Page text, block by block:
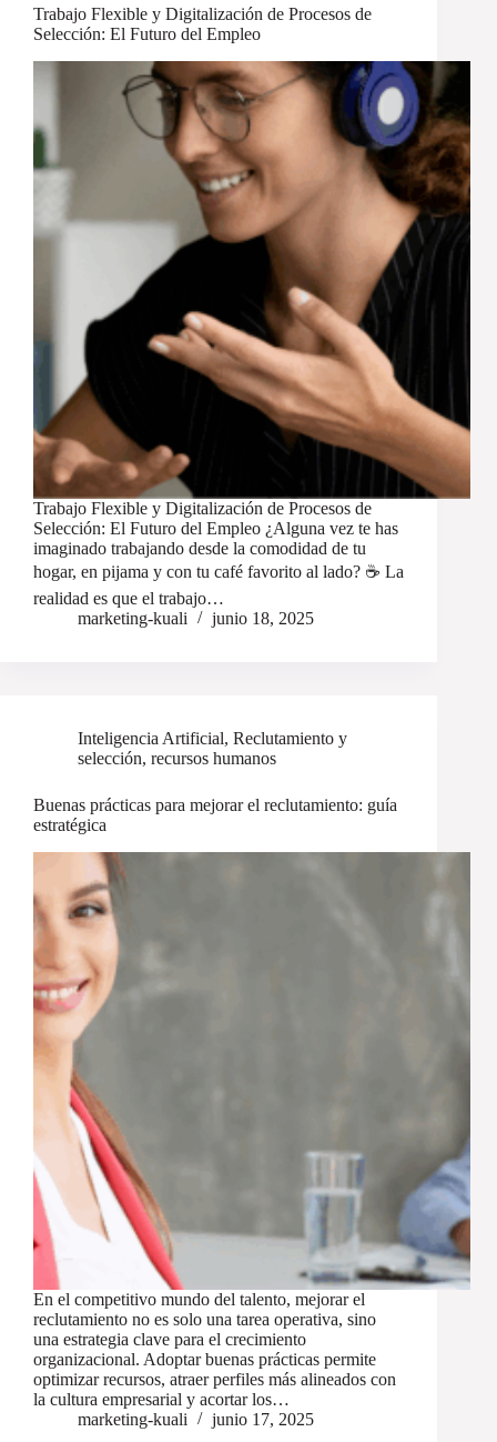
Trabajo Flexible y Digitalización de Procesos de
Selección: El Futuro del Empleo
Trabajo Flexible y Digitalización de Procesos de
Selección: El Futuro del Empleo ¿Alguna vez te has
imaginado trabajando desde la comodidad de tu
hogar, en pijama y con tu café favorito al lado? ☕️ La
realidad es que el trabajo…
marketing-kuali
junio 18, 2025
Inteligencia Artificial, Reclutamiento y
selección, recursos humanos
Buenas prácticas para mejorar el reclutamiento: guía
estratégica
En el competitivo mundo del talento, mejorar el
reclutamiento no es solo una tarea operativa, sino
una estrategia clave para el crecimiento
organizacional. Adoptar buenas prácticas permite
optimizar recursos, atraer perfiles más alineados con
la cultura empresarial y acortar los…
marketing-kuali
junio 17, 2025